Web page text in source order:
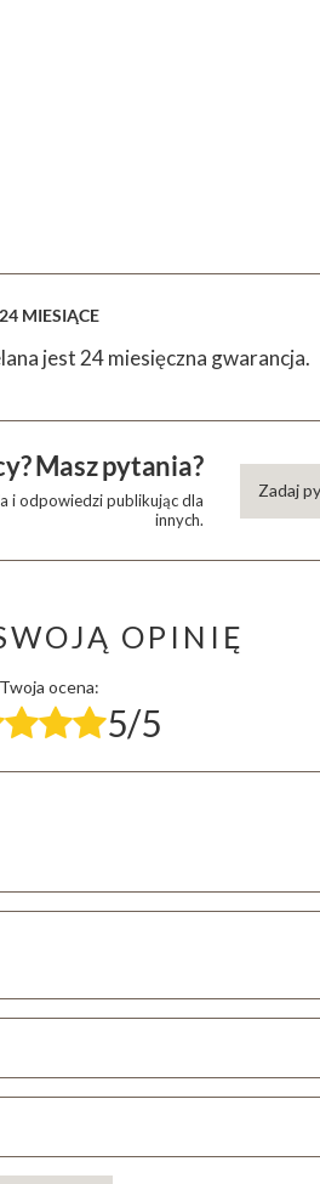
24 MIESIĄCE
jest 24 miesięczna gwarancja.
Masz pytania?
i odpowiedzi publikując dla
innych.
Zadaj
OPINIĘ
Twoja ocena:
5/5